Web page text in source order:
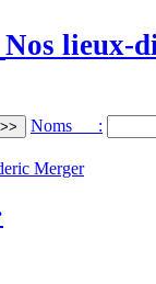
Nos lieux-
Noms :
Merger